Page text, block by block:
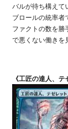
バルが待ち構えて
ブロールの統率者
ファクトの数を
で悪くない働きを
《工匠の達人、